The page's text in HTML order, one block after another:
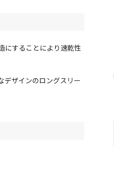
にすることにより速乾性
デザインのロングスリー